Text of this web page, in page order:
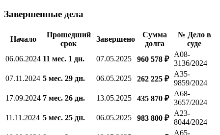
Завершенные дела
Начало
Прошедший
срок
Завершено
Сумма
долга
№ Дело в
суде
06.06.2024 11 мес. 1 дн. 07.05.2025 960 578 ₽
А08-
3136/2024
07.11.2024 5 мес. 29 дн. 06.05.2025 262 225 ₽
А35-
9859/2024
17.09.2024 7 мес. 26 дн. 13.05.2025 435 870 ₽
А68-
3657/2024
11.11.2024 5 мес. 25 дн. 06.05.2025 983 800 ₽
А23-
8044/2024
А65-